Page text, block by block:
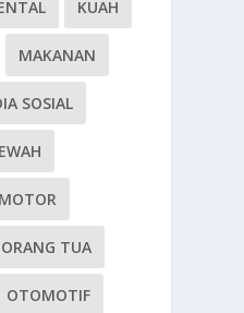
KUAH
MAKANAN
SOSIAL
MOTOR
ORANG TUA
OTOMOTIF